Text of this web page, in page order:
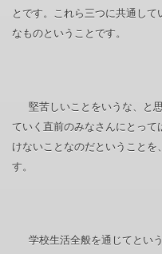
とです。これら三つに共通し
なものということです。
堅苦しいことをいうな、と
ていく直前のみなさんにとっ
けないことなのだということを
す。
学校生活全般を通じてとい